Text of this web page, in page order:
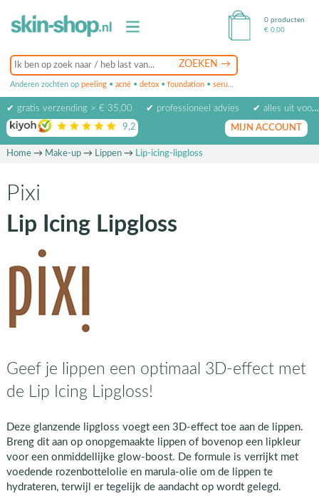
Anderen zochten op peeling • acné • detox • foundation • serum
0 producten
€ 0,00
✔ gratis verzending > € 35,00 ✔ professioneel advies
✔ alles uit voorraad leverbaar
9,2 op basis van beoordelingen
MIJN ACCOUNT
Home→ Make-up→ Lippen→ Lip-icing-lipgloss
Pixi
Lip Icing Lipgloss
Geef je lippen een optimaal 3D-effect met
de Lip Icing Lipgloss!
Deze glanzende lipgloss voegt een 3D-effect toe aan de lippen.
Breng dit aan op onopgemaakte lippen of bovenop een lipkleur
voor een onmiddellijke glow-boost. De formule is verrijkt met
voedende rozenbottelolie en marula-olie om de lippen te
hydrateren, terwijl er tegelijk de aandacht op wordt gelegd.